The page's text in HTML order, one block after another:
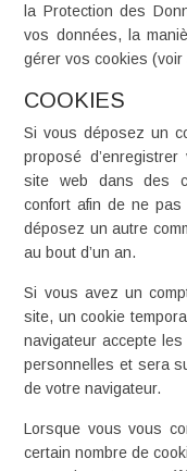
la Protection des
vos données, la
gérer vos cookies
COOKIES
Si vous déposez un
proposé
site web dans des
confort afin de ne
déposez un autre
au bout d’un an.
Si vous avez un
site, un cookie
navigateur accepte
personnelles et sera
de votre navigateur.
Lorsque vous vous
certain nombre de